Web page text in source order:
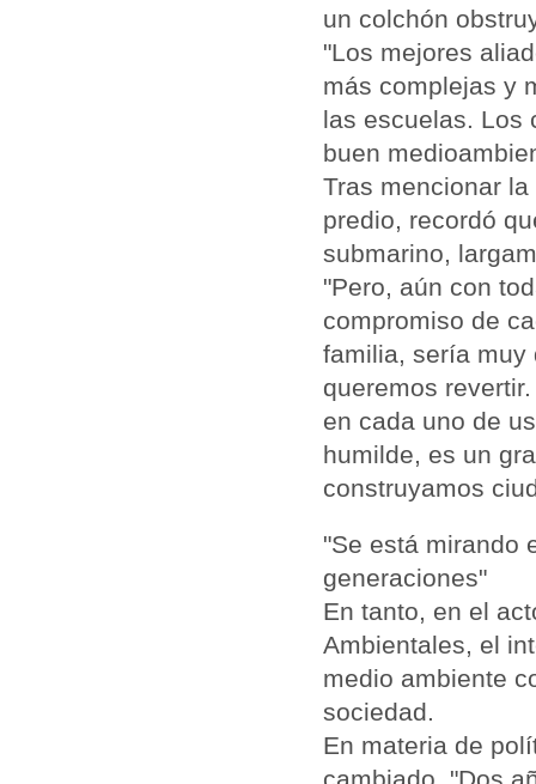
un colchón
"Los mejores
más complejas y
las escuelas. Los
buen
Tras mencionar
predio, recordó
submarino,
"Pero, aún con
compromiso de
familia, sería muy
queremos
en cada uno de
humilde, es un
construyamos
"Se está mirando
generaciones"
En tanto, en el
Ambientales, el
medio ambiente
sociedad.
En materia de